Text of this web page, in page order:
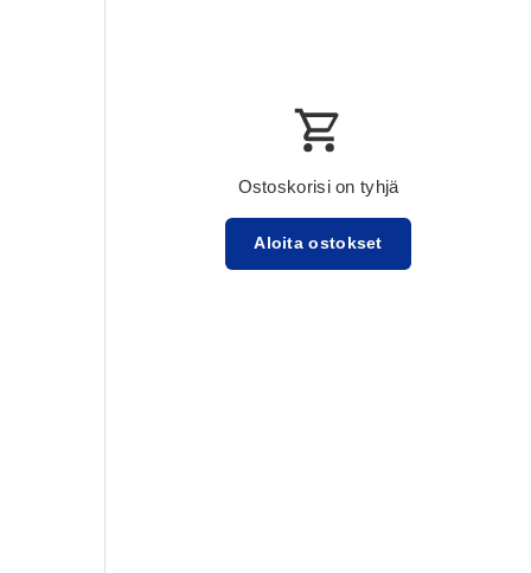
Ostoskorisi on tyhjä
Aloita ostokset